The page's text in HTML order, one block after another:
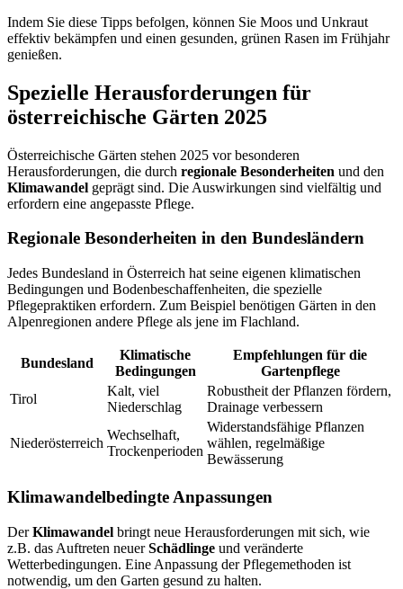
Indem Sie diese Tipps befolgen, können Sie Moos und Unkraut
effektiv bekämpfen und einen gesunden, grünen Rasen im Frühjahr
genießen.
Spezielle Herausforderungen für
österreichische Gärten 2025
Österreichische Gärten stehen 2025 vor besonderen
Herausforderungen, die durch regionale Besonderheiten und den
Klimawandel geprägt sind. Die Auswirkungen sind vielfältig und
erfordern eine angepasste Pflege.
Regionale Besonderheiten in den Bundesländern
Jedes Bundesland in Österreich hat seine eigenen klimatischen
Bedingungen und Bodenbeschaffenheiten, die spezielle
Pflegepraktiken erfordern. Zum Beispiel benötigen Gärten in den
Alpenregionen andere Pflege als jene im Flachland.
Bundesland
Klimatische
Bedingungen
Empfehlungen für die
Gartenpflege
Tirol
Kalt, viel
Niederschlag
Robustheit der Pflanzen fördern,
Drainage verbessern
Niederösterreich
Wechselhaft,
Trockenperioden
Widerstandsfähige Pflanzen
wählen, regelmäßige
Bewässerung
Klimawandelbedingte Anpassungen
DerKlimawandel bringt neue Herausforderungen mit sich, wie
z.B. das Auftreten neuerSchädlinge und veränderte
Wetterbedingungen. Eine Anpassung der Pflegemethoden ist
notwendig, um den Garten gesund zu halten.